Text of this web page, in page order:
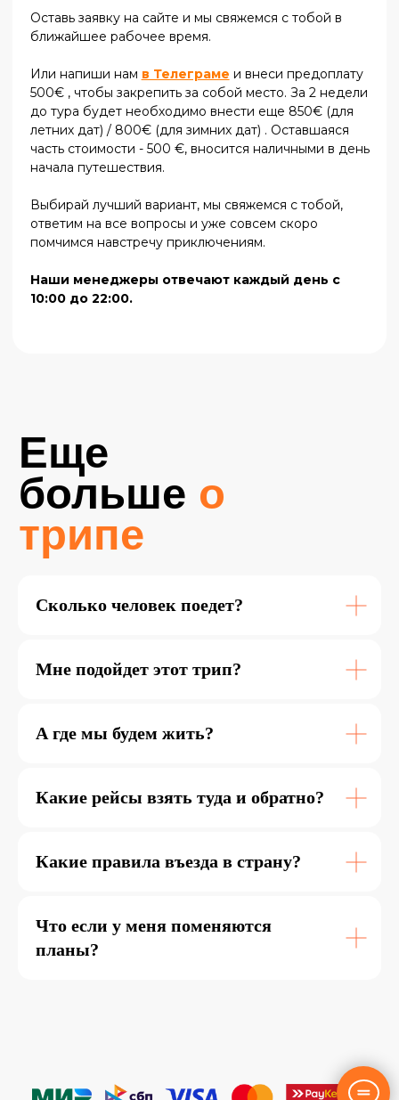
Сколько человек поедет?
Мне подойдет этот трип?
А где мы будем жить?
Какие рейсы взять туда и обратно?
Какие правила въезда в страну?
Что если у меня поменяются
планы?